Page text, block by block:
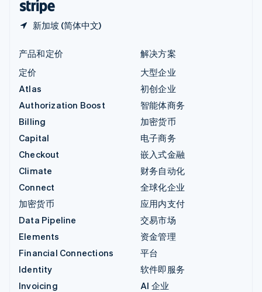
新加坡 (简体中文)
产品和定价
定价
Atlas
Authorization Boost
Billing
Capital
Checkout
Climate
Connect
加密货币
Data Pipeline
Elements
Financial Connections
Identity
Invoicing
解决方案
大型企业
初创企业
智能体商务
加密货币
电子商务
嵌入式金融
财务自动化
全球化企业
应用内支付
交易市场
资金管理
平台
软件即服务
AI 企业